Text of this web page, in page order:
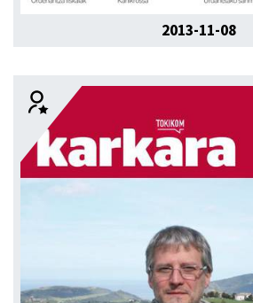
2013-11-08